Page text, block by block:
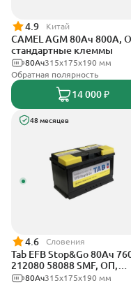
4.9 Китай
CAMEL AGM 80Ач 800А,
стандартные клеммы
315x175x190 мм
80Ач
Обратная полярность
14 000 ₽
48 месяцев
4.6 Словения
Tab EFB Stop&Go 80Ач
212080 58088 SMF, ОП,
стандартные клеммы
315x175x190 мм
80Ач